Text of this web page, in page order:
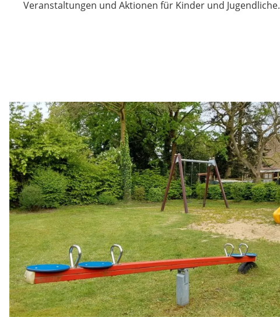
Veranstaltungen und Aktionen für Kinder und Jugendliche.